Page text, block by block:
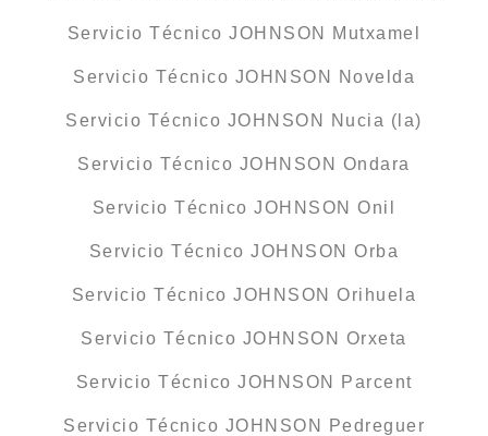
Servicio Técnico JOHNSON Mutxamel
Servicio Técnico JOHNSON Novelda
Servicio Técnico JOHNSON Nucia (la)
Servicio Técnico JOHNSON Ondara
Servicio Técnico JOHNSON Onil
Servicio Técnico JOHNSON Orba
Servicio Técnico JOHNSON Orihuela
Servicio Técnico JOHNSON Orxeta
Servicio Técnico JOHNSON Parcent
Servicio Técnico JOHNSON Pedreguer